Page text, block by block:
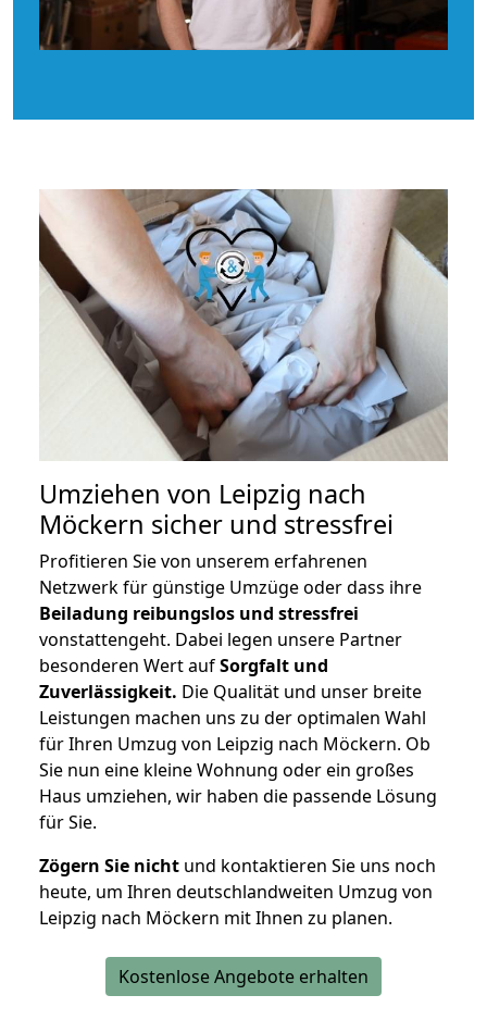
Umziehen von Leipzig nach
Möckern sicher und stressfrei
Profitieren Sie von unserem erfahrenen
Netzwerk für günstige Umzüge oder dass ihre
Beiladung reibungslos und stressfrei
vonstattengeht. Dabei legen unsere Partner
besonderen Wert aufSorgfalt und
Zuverlässigkeit. Die Qualität und unser breite
Leistungen machen uns zu der optimalen Wahl
für Ihren Umzug von Leipzig nach Möckern. Ob
Sie nun eine kleine Wohnung oder ein großes
Haus umziehen, wir haben die passende Lösung
für Sie.
Zögern Sie nicht und kontaktieren Sie uns noch
heute, um Ihren deutschlandweiten Umzug von
Leipzig nach Möckern mit Ihnen zu planen.
Kostenlose Angebote erhalten